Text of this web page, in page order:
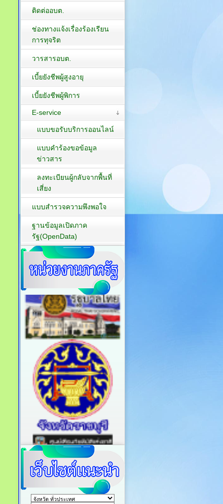
ติดต่ออบต.
ช่องทางแจ้งเรื่องร้องเรียน
การทุจริต
วารสารอบต.
เบี้ยยังชีพผู้สูงอายุ
เบี้ยยังชีพผู้พิการ
E-service
แบบขอรับบริการออนไลน์
แบบคำร้องขอข้อมูล
ข่าวสาร
ลงทะเบียนผู้กลับจากพื้นที่
เสี่ยง
แบบสำรวจความพึงพอใจ
ฐานข้อมูลเปิดภาค
รัฐ(OpenData)